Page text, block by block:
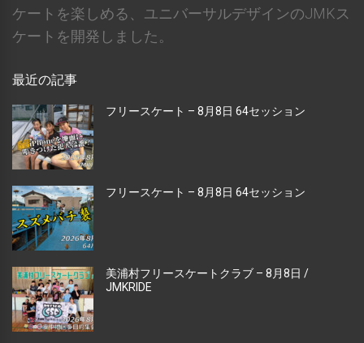
ケートを楽しめる、ユニバーサルデザインのJMKス
ケートを開発しました。
最近の記事
フリースケート – 8月8日 64セッション
フリースケート – 8月8日 64セッション
美浦村フリースケートクラブ – 8月8日 /
JMKRIDE